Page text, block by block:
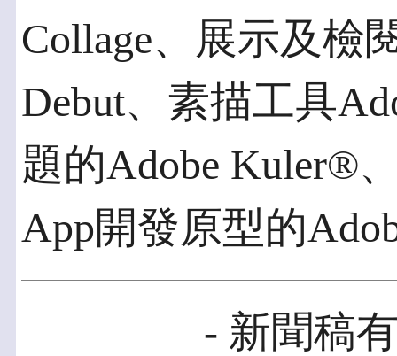
Collage、展示及檢
Debut、素描工具
題的Adobe Kuler®
App開發原型的
- 新聞稿